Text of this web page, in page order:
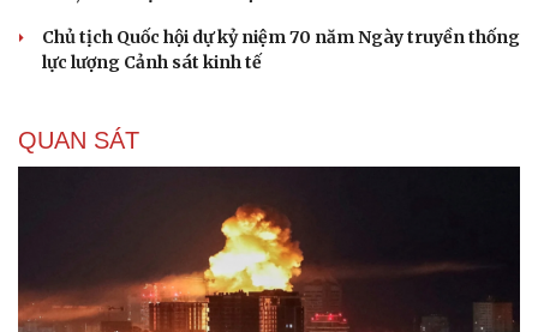
Chủ tịch Quốc hội dự kỷ niệm 70 năm Ngày truyền thống
lực lượng Cảnh sát kinh tế
QUAN SÁT